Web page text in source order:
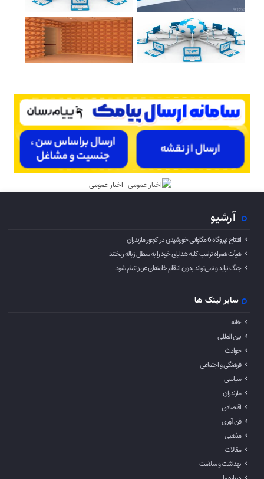
اخبار عمومی
آرشیو
افتتاح نیروگاه 6 مگاواتی خورشیدی در کجور مازندران
هیأت همراه ترامپ کلیه هدایای خود را به سطل زباله ریختند
جنگ نباید و نمی‌تواند بدون انتقام خامنه‌ای عزیز تمام شود
سایر لینک ها
خانه
بین المللی
حوادث
فرهنگی و اجتماعی
سیاسی
مازندران
اقتصادی
فن آوری
مذهبی
مقالات
بهداشت و سلامت